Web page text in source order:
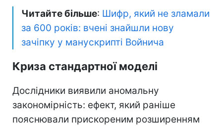
Читайте більше: Шифр, який не зламали
за 600 років: вчені знайшли нову
зачіпку у манускрипті Войнича
Криза стандартної моделі
Дослідники виявили аномальну
закономірність: ефект, який раніше
пояснювали прискореним розширенням